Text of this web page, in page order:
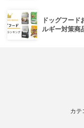
ドッグフー
ルギー対策商
カテ